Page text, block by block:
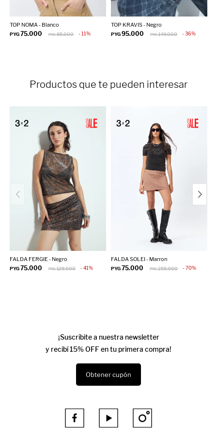
TOP NOMA - Blanco
PYG75.000 PYG 85.000 11
TOP KRAVIS - Negro
PYG95.000 PYG 149.000 36
Productos que te pueden interesar
FALDA FERGIE - Negro
PYG75.000 PYG 129.000 41
FALDA SOLEI - Marron
PYG75.000 PYG 255.000 70
¡Suscribite a nuestra newsletter
y recibí 15% OFF en tu primera compra!
Obtener cupón
  